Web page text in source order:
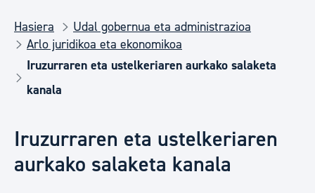
Hasiera
Udal gobernua eta administrazioa
Arlo juridikoa eta ekonomikoa
Iruzurraren eta ustelkeriaren aurkako salaketa
kanala
Iruzurraren eta ustelkeriaren
aurkako salaketa kanala